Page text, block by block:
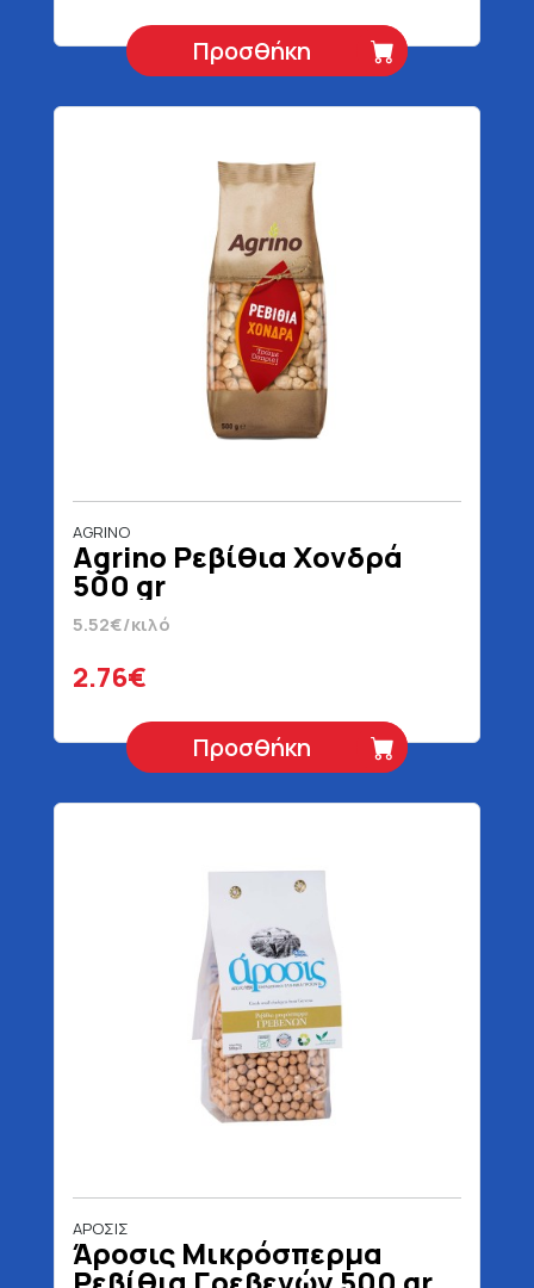
Προσθήκη
AGRINO
Agrino Ρεβίθια Χονδρά
500 gr
5.52€/κιλό
2.76€
Προσθήκη
ΑΡΟΣΙΣ
Άροσις Μικρόσπερμα